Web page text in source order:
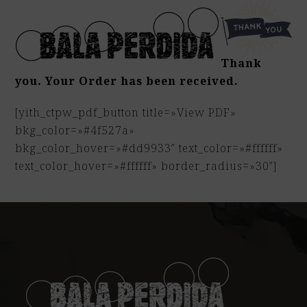
content
mobile
menu
mobile
menu
Thank
you. Your Order has been received.
[yith_ctpw_pdf_button title=»View PDF»
bkg_color=»#4f527a»
bkg_color_hover=»#dd9933″ text_color=»#ffffff»
text_color_hover=»#ffffff» border_radius=»30″]